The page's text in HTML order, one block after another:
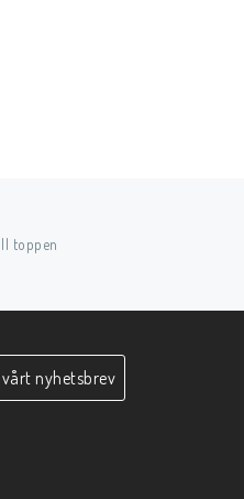
toppen
nyhetsbrev